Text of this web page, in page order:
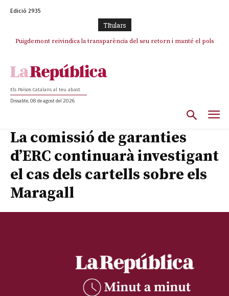
Edició 2935
TItulars
Puigdemont reivindica la transparència del seu retorn i manté el pols
Els Països Catalans al teu abast
Dissabte, 08 de agost del 2026
La comissió de garanties
d’ERC continuarà investigant
el cas dels cartells sobre els
Maragall